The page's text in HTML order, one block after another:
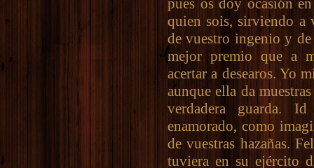
pues os doy ocasión
quien sois, sirviendo a
de vuestro ingenio y de
mejor premio que a
acertar a desearos. Yo
aunque ella da
verdadera guarda.
enamorado, como
de vuestras hazañas.
tuviera en su ejército